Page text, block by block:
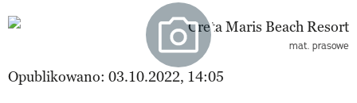
mat. prasowe
Opublikowano: 03.10.2022, 14:05